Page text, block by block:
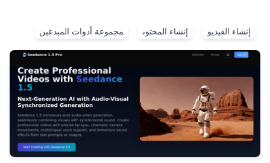
إنشاء الفيديو إنشاء المحتوى مجموعة أدوات المبدعين